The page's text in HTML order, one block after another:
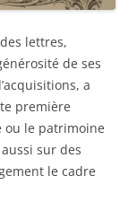
lettres,
de ses
a
première
ou le patrimoine
sur des
le cadre